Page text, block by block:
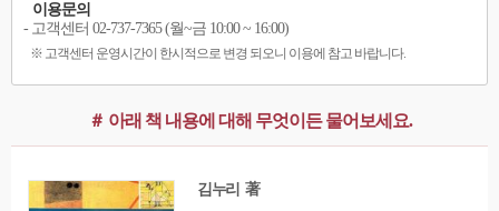
이용문의
- 고객센터 02-737-7365 (월~금 10:00 ~ 16:00)
※ 고객센터 운영시간이 한시적으로 변경 되오니 이용에 참고 바랍니다.
＃ 아래 책 내용에 대해 무엇이든 물어보세요.
김누리 著